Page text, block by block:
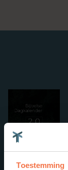
Toestemming